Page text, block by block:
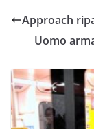
Approach
Uomo